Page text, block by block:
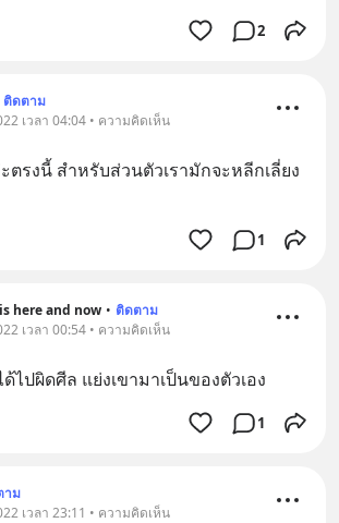
2
ติดตาม
เวลา 04:04 • ความคิดเห็น
รงนี้ สำหรับส่วนตัวเรามักจะหลีกเลี่ยง
1
here and now • ติดตาม
เวลา 00:54 • ความคิดเห็น
ไปผิดศีล แย่งเขามาเป็นของตัวเอง
1
าม
เวลา 23:11 • ความคิดเห็น